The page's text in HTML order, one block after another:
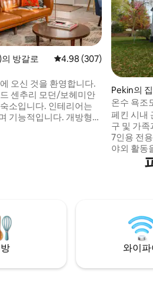
방갈로 평점 4.98점(5점 만점),
4.98 (307)
오신 것을 환영합니다.
센추리 모던/보헤미안
소입니다. 인테리어는
기능적입니다. 개방형
Pekin의 집
온수 욕조
5개
페킨 시내
구 및 가
7인용 전
야외 활동
많이 있
리가 있습니다. 2층에는 침
배스 1개
독특한
휴식을 취
와이파